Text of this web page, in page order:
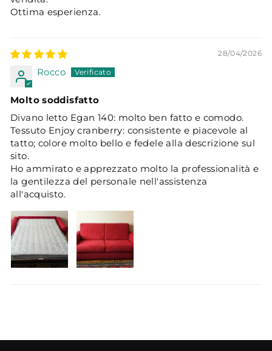
Ottima esperienza.
28/04/2026
Rocco
Molto soddisfatto
Divano letto Egan 140: molto ben fatto e comodo.
Tessuto Enjoy cranberry: consistente e piacevole al
tatto; colore molto bello e fedele alla descrizione sul
sito.
Ho ammirato e apprezzato molto la professionalità e
la gentilezza del personale nell'assistenza
all'acquisto.